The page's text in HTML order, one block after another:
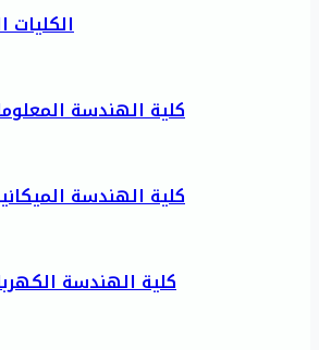
الكليات
كلية الهندسة
كلية الهندسة
كلية الهندسة